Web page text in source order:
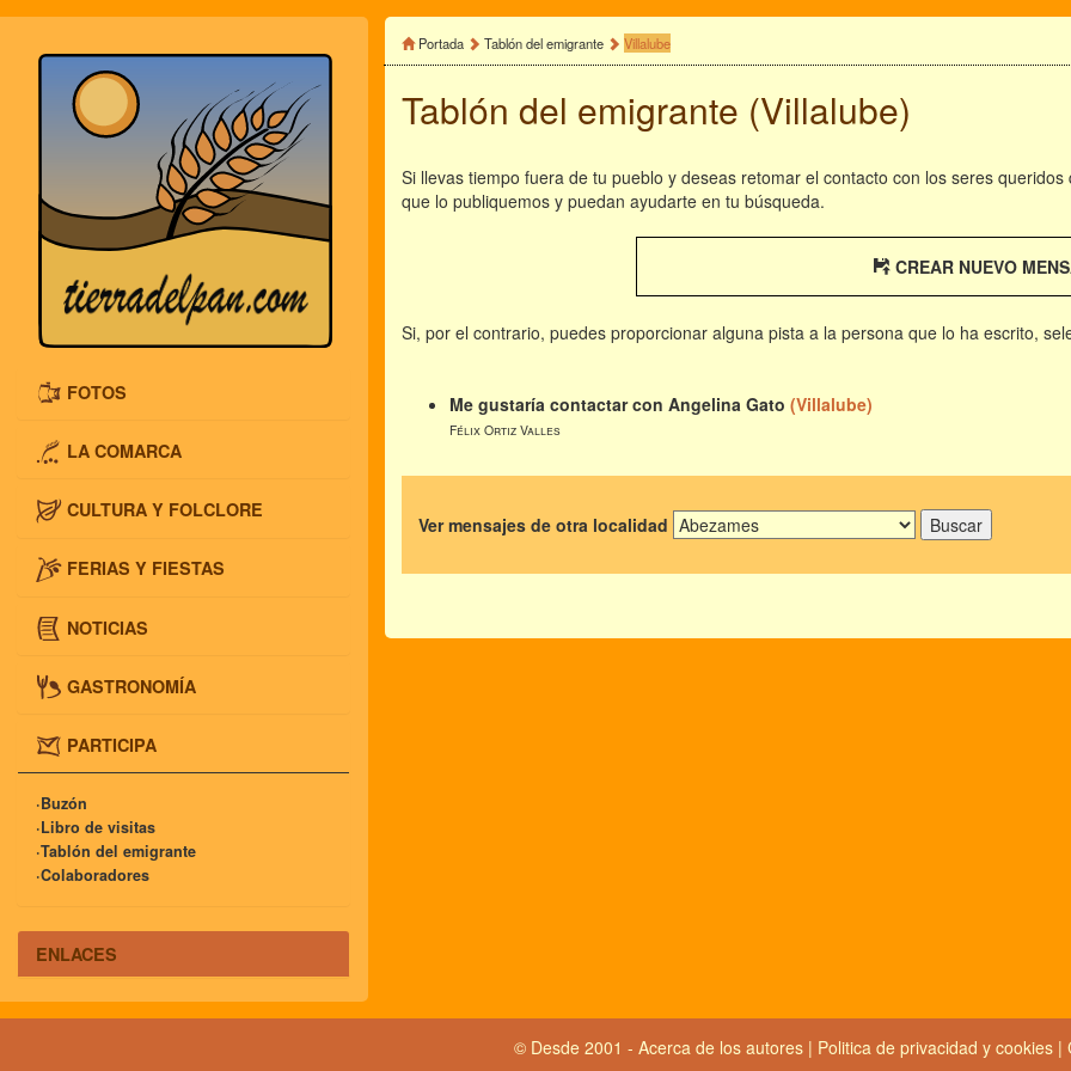
FOTOS
LA COMARCA
CULTURA Y FOLCLORE
FERIAS Y FIESTAS
NOTICIAS
GASTRONOMÍA
PARTICIPA
·Buzón
·Libro de visitas
·Tablón del emigrante
·Colaboradores
ENLACES
Portada Tablón del emigrante Villalube
Tablón del emigrante (Villalube)
Si llevas tiempo fuera de tu pueblo y deseas retomar el contacto con los seres
que lo publiquemos y puedan ayudarte en tu búsqueda.
CREAR NUEVO
Si, por el contrario, puedes proporcionar alguna pista a la persona que lo ha escrito,
Me gustaría contactar con Angelina Gato (Villalube)
Félix Ortiz Valles
Ver mensajes de otra localidad
© Desde 2001 - Acerca de los autores| Politica de privacidad y cookies |